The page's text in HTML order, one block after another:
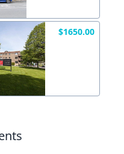
$1650.00